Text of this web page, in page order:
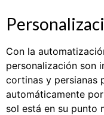
Con la
personalización son
cortinas y persianas
automáticamente
sol está en su punto